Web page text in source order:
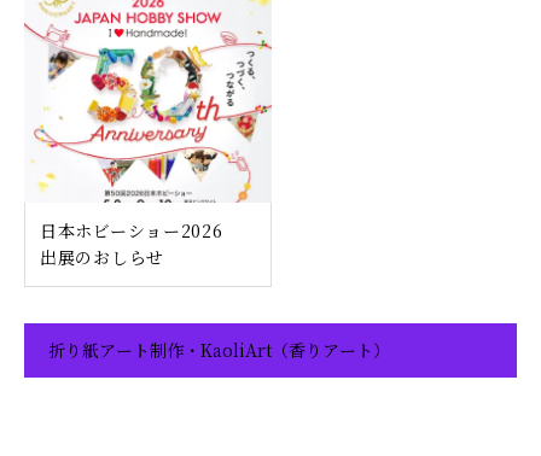
日本ホビーショー2026
出展のおしらせ
折り紙アート制作・KaoliArt（香りアート）